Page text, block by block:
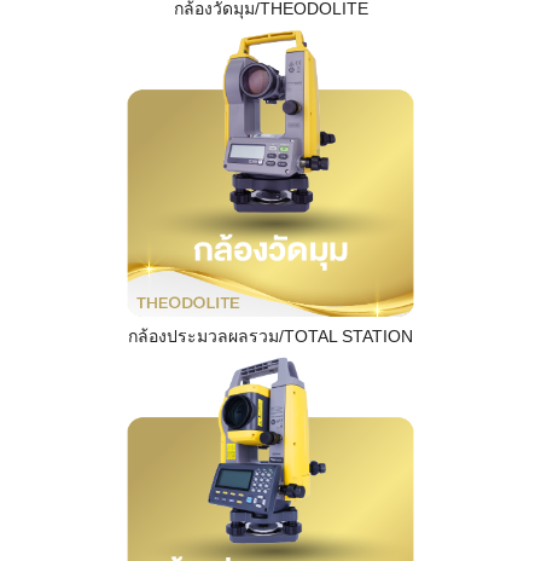
กล้องวัดมุม/THEODOLITE
กล้องประมวลผลรวม/TOTAL STATION